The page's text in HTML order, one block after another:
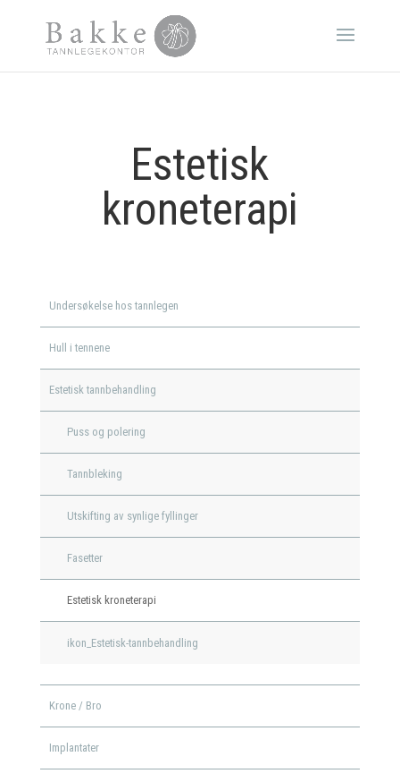
Estetisk
kroneterapi
Undersøkelse hos tannlegen
Hull i tennene
Estetisk tannbehandling
Puss og polering
Tannbleking
Utskifting av synlige fyllinger
Fasetter
Estetisk kroneterapi
ikon_Estetisk-tannbehandling
Krone / Bro
Implantater